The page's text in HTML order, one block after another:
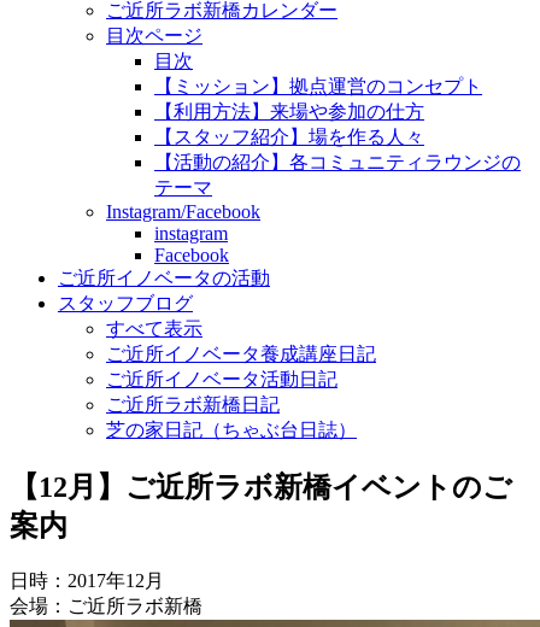
ご近所ラボ新橋カレンダー
目次ページ
目次
【ミッション】拠点運営のコンセプト
【利用方法】来場や参加の仕方
【スタッフ紹介】場を作る人々
【活動の紹介】各コミュニティラウンジの
テーマ
Instagram/Facebook
instagram
Facebook
ご近所イノベータの活動
スタッフブログ
すべて表示
ご近所イノベータ養成講座日記
ご近所イノベータ活動日記
ご近所ラボ新橋日記
芝の家日記（ちゃぶ台日誌）
【12月】ご近所ラボ新橋イベントのご
案内
日時：2017年12月
会場：ご近所ラボ新橋